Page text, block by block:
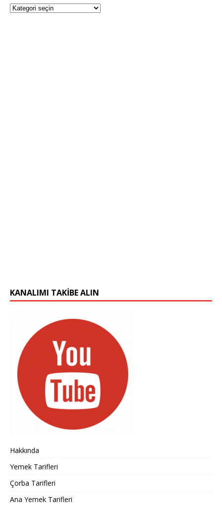
KANALIMI TAKIBE ALIN
Hakkında
Yemek Tarifleri
Çorba Tarifleri
Ana Yemek Tarifleri